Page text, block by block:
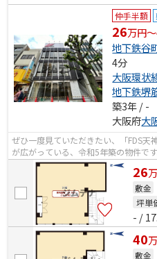
仲手半額
26万円～
地下鉄谷
4分
大阪環状
地下鉄堺
築3年 / -
大阪府大
ぜひ一度見ていただきたい、「FDS天
が広がっている、令和5年築の物件で
利用可能な物件です。駅まで4分と、
26万
敷金
坪単
- /
40万
敷金